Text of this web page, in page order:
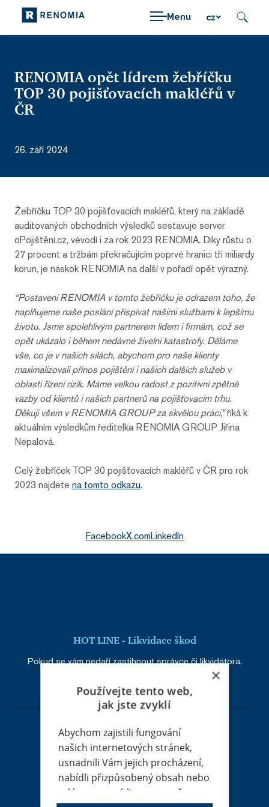
Menu cz
RENOMIA opět lídrem žebříčku
TOP 30 pojišťovacích makléřů v
ČR
26. září 2024
Žebříčku TOP 30 pojišťovacích makléřů, který na základě
auditovaných obchodních výsledků sestavuje server
oPojištění.cz, vévodí i za rok 2023 RENOMIA. Díky růstu o
27 procent a tržbám překračujícím poprvé hranici tři miliardy
korun, je náskok RENOMIA na další v pořadí opět výrazný.
“Postavení RENOMIA v tomto žebříčku je odrazem toho, že
naplňujeme naše poslání přispívat našimi službami k lepšímu
životu. Jsme spolehlivým partnerem lidem i firmám, což se
opět ukázalo i během nedávné živelní katastrofy. Děláme
vše, co je v našich silách, abychom pro naše klienty
maximalizovali přínos pojištění i našich dalších služeb v
oblasti řízení rizik. Máme velkou radost z pozitivní zpětné
vazby od klientů i našich partnerů na pojišťovacím trhu.
Děkuji všem v RENOMIA GROUP za skvělou práci,”říká k
aktuálním výsledkům ředitelka RENOMIA GROUP Jiřina
Nepalová.
Celý žebříček TOP 30 pojišťovacích makléřů v ČR pro rok
2023 najdete na tomto odkazu.
FacebookX.comLinkedIn
HOT LINE - Likvidace škod
Pokud se vám nedaří zastihnout správce či likvidátora,
Adresa
RENOMIA, a. s.
×
Používejte tento web,
jak jste zvyklí
Abychom zajistili fungování
našich internetových stránek,
usnadnili Vám jejich procházení,
nabídli přizpůsobený obsah nebo
reklamu a mohli anonymně